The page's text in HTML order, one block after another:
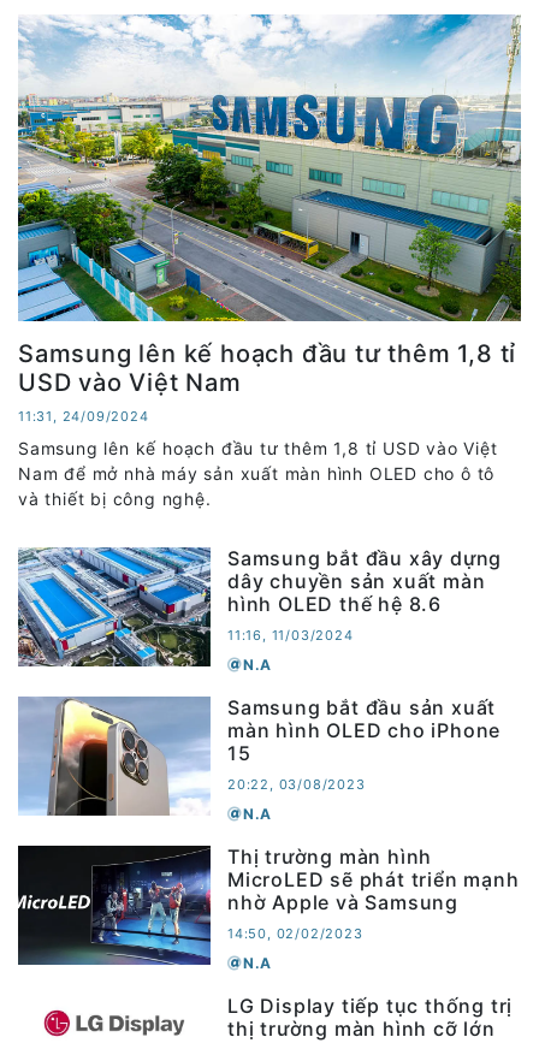
Samsung lên kế hoạch đầu tư thêm 1,8 tỉ
USD vào Việt Nam
11:31, 24/09/2024
Samsung lên kế hoạch đầu tư thêm 1,8 tỉ USD vào Việt
Nam để mở nhà máy sản xuất màn hình OLED cho ô tô
và thiết bị công nghệ.
Samsung bắt đầu xây dựng
dây chuyền sản xuất màn
hình OLED thế hệ 8.6
11:16, 11/03/2024
N.A
Samsung bắt đầu sản xuất
màn hình OLED cho iPhone
15
20:22, 03/08/2023
N.A
Thị trường màn hình
MicroLED sẽ phát triển mạnh
nhờ Apple và Samsung
14:50, 02/02/2023
N.A
LG Display tiếp tục thống trị
thị trường màn hình cỡ lớn